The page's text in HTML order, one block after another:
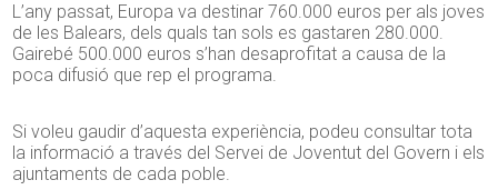
L’any passat, Europa va destinar 760.000 euros per als joves
de les Balears, dels quals tan sols es gastaren 280.000.
Gairebé 500.000 euros s’han desaprofitat a causa de la
poca difusió que rep el programa.
Si voleu gaudir d’aquesta experiència, podeu consultar tota
la informació a través del Servei de Joventut del Govern i els
ajuntaments de cada poble.